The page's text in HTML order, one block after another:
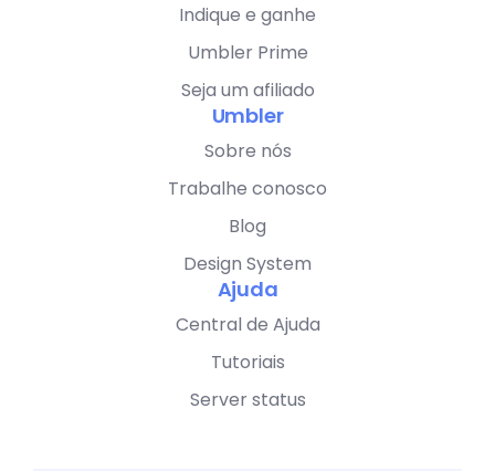
Indique e ganhe
Umbler Prime
Seja um afiliado
Umbler
Sobre nós
Trabalhe conosco
Blog
Design System
Ajuda
Central de Ajuda
Tutoriais
Server status